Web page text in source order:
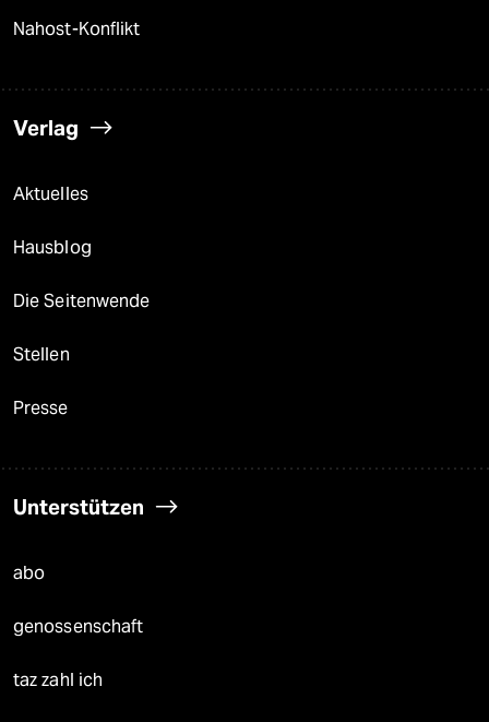
Nahost-Konflikt
Verlag
Aktuelles
Hausblog
Die Seitenwende
Stellen
Presse
Unterstützen
abo
genossenschaft
taz zahl ich